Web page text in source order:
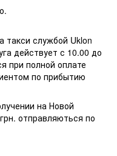
такси службой Uklon
действует с 10.00 до
при полной оплате
по прибытию
на Новой
отправляються по